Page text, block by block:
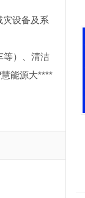
设备及系
等）、清洁
能源大****